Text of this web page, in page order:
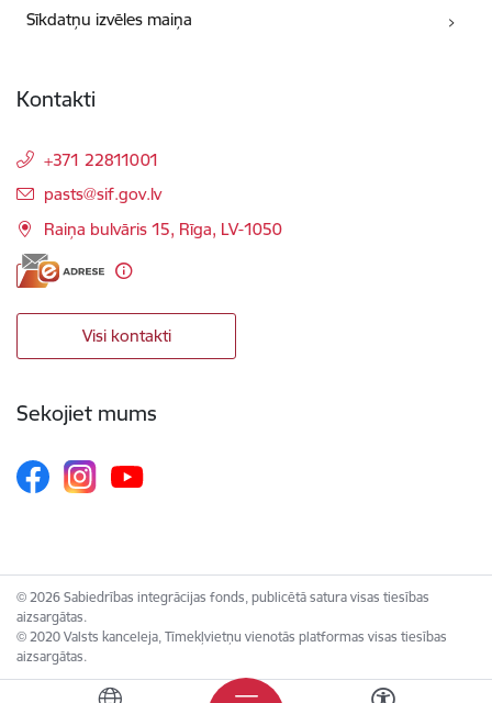
Sīkdatņu izvēles maiņa
Kontakti
+371 22811001
E-pasts:
pasts@sif.gov.lv
Raiņa bulvāris 15, Rīga, LV-1050
Visi kontakti
Sekojiet mums
© 2026 Sabiedrības integrācijas fonds, publicētā satura visas tiesības
aizsargātas.
© 2020 Valsts kanceleja, Tīmekļvietņu vienotās platformas visas tiesības
aizsargātas.